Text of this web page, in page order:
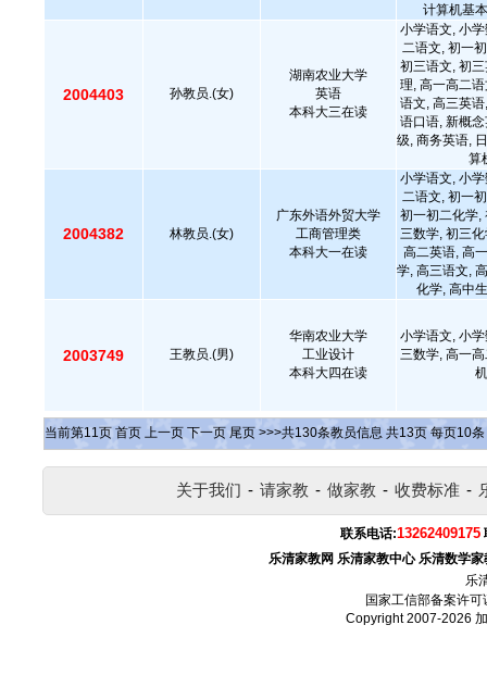
计算机基
2004403 孙教员.(女)
湖南农业大学
英语
本科大三在读
小学语文, 小
二语文, 初一
初三语文, 初
理, 高一高二
语文, 高三英
语口语, 新概
级, 商务英语,
算
2004382 林教员.(女)
广东外语外贸大学
工商管理类
本科大一在读
小学语文, 小
二语文, 初一
初一初二化学,
三数学, 初三
高二英语, 高
学, 高三语文,
化学, 高中
2003749 王教员.(男)
华南农业大学
工业设计
本科大四在读
小学语文, 小
三数学, 高一
当前第11页 首页 上一页 下一页 尾页 >>>共130条教员信息 共13页 每页10条
关于我们 - 请家教 - 做家教 - 收费标准 -
联系电话:13262409175
乐清家教网 乐清家教中心 乐清数学家
乐
国家工信部备案许可
Copyright 2007-2026